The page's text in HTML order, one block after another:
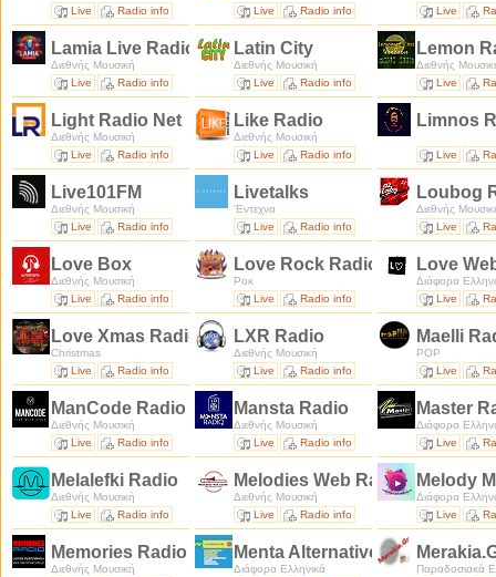
Live
Radio info
Live
Radio info
Live
Lamia Live Radio
Διεθνής Μουσική
Live
Radio info
Latin City
Διεθνής Μουσική
Live
Radio info
Lemon
Διεθνής
Live
Light Radio Net
Διεθνής Μουσική
Live
Radio info
Like Radio
Διεθνής Μουσική
Live
Radio info
Limnos
Live
Live101FM
Διεθνής Μουσική
Live
Radio info
Livetalks
'Εντεχνα
Live
Radio info
Loubog
Διεθνής
Live
Love Box
Διεθνής Μουσική
Live
Radio info
Love Rock Radio
Ροκ
Live
Radio info
Love
Διάφορα
Live
Love Xmas Radio
Christmas
Live
Radio info
LXR Radio
Διεθνής Μουσική
Live
Radio info
Maelli
POP
Live
ManCode Radio
Διεθνής Μουσική
Live
Radio info
Mansta Radio
Διεθνής Μουσική
Live
Radio info
Master
Διάφορα
Live
Melalefki Radio
Διεθνής Μουσική
Live
Radio info
Melodies Web Radio
Διεθνής Μουσική
Live
Radio info
Melody
Διάφορα
Live
Memories Radio
Διεθνής Μουσική
Menta Alternative
Διάφορα Ελληνικά
Παραδοσιακά